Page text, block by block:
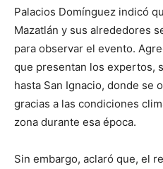
Palacios Domínguez indicó
Mazatlán y sus alrededores
para observar el evento.
que presentan los expertos,
hasta San Ignacio, donde se
gracias a las condiciones
zona durante esa época.
Sin embargo, aclaró que, el